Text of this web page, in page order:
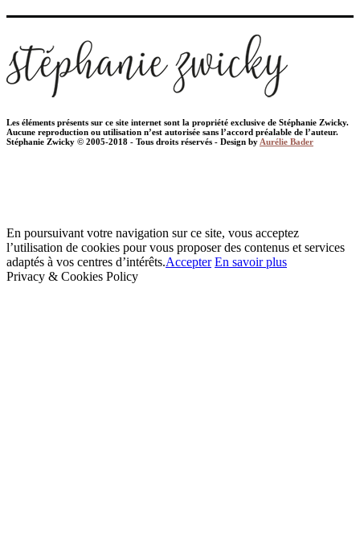
Les éléments présents sur ce site internet sont la propriété exclusive de Stéphanie Zwicky.
Aucune reproduction ou utilisation n’est autorisée sans l’accord préalable de l’auteur.
Stéphanie Zwicky © 2005-2018 - Tous droits réservés - Design byAurélie Bader
En poursuivant votre navigation sur ce site, vous acceptez
l’utilisation de cookies pour vous proposer des contenus et services
adaptés à vos centres d’intérêts.Accepter En savoir plus
Privacy & Cookies Policy